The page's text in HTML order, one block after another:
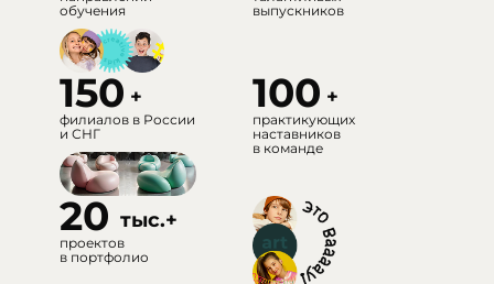
обучения
выпускников
150 +
филиалов в России
и СНГ
100 +
практикующих
наставников
в команде
20 тыс.+
проектов
в портфолио